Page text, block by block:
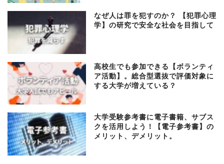
なぜ人は罪を犯すのか？ 【犯罪心理
学】の研究で安全な社会を目指して
高校生でも参加できる【ボランティ
ア活動】。総合型選抜で評価対象に
する大学が増えている？
大学受験参考書に電子書籍、サブス
クを活用しよう！【電子参考書】の
メリット、デメリット。